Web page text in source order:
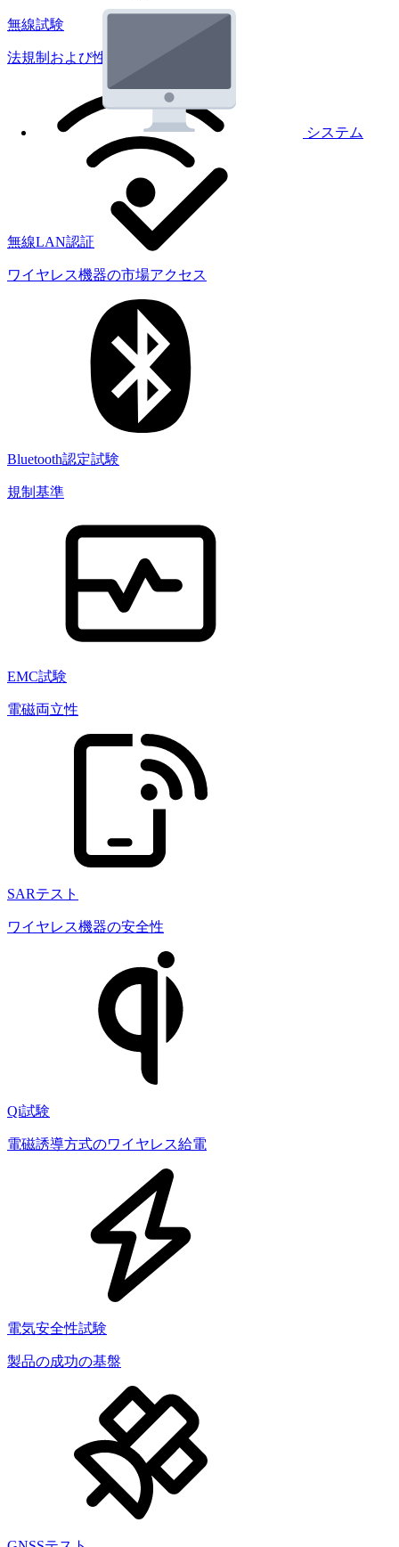
システム
無線試験
法規制および性能試験
無線LAN認証
ワイヤレス機器の市場アクセス
Bluetooth認定試験
規制基準
EMC試験
電磁両立性
SARテスト
ワイヤレス機器の安全性
Qi試験
電磁誘導方式のワイヤレス給電
電気安全性試験
製品の成功の基盤